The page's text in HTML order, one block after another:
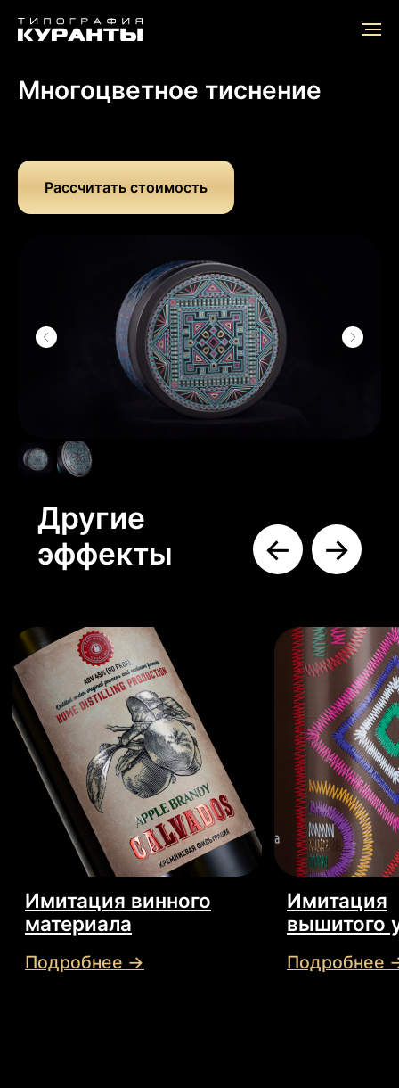
Главная / Эффекты /
Многоцветное тиснение
Рассчитать стоимость
→
←
Имитация винного
материала
Подробнее →
Имитация
вышитого узора
Заказать
звонок
Заполните форму и наш
специалист проконсультирует вас
+7